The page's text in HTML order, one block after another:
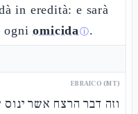
in eredità: e sarà
ogniomicidaⓘ.
EBRAICO (MT)
וזה דבר הרצח אשר